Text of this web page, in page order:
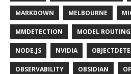
MARKDOWN MELBOURNE
MMDETECTION MODEL ROUTING
NODE.JS NVIDIA
OBSERVABILITY OBSIDIAN